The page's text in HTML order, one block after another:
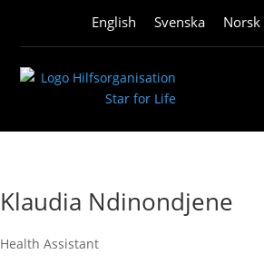
English Svenska Norsk
Klaudia Ndinondjene
Health Assistant